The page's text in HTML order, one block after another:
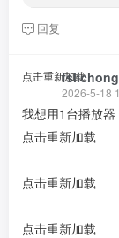
回复
点击重新加载fslichong
2026-5-18
我想用1台播放
点击重新加载
点击重新加载
点击重新加载